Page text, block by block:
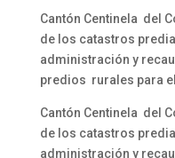
Cantón Centinela del
de los catastros
administración y
predios rurales para
Cantón Centinela del
de los catastros
administración y